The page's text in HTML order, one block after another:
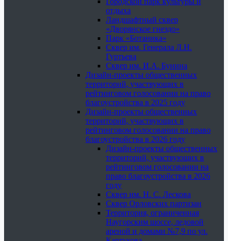
отдыха
Ландшафтный сквер
«Дворянское гнездо»
Парк «Ботаника»
Сквер им. Генерала Л.Н.
Гуртьева
Сквер им. И.А. Бунина
Дизайн-проекты общественных
территорий, участвующих в
рейтинговом голосовании на право
благоустройства в 2025 году
Дизайн-проекты общественных
территорий, участвующих в
рейтинговом голосовании на право
благоустройства в 2026 году
Дизайн-проекты общественных
территорий, участвующих в
рейтинговом голосовании на
право благоустройства в 2026
году
Сквер им. Н. С. Лескова
Сквер Орловских партизан
Территория, ограниченная
Наугорским шоссе, ледовой
ареной и домами №7,9 по ул.